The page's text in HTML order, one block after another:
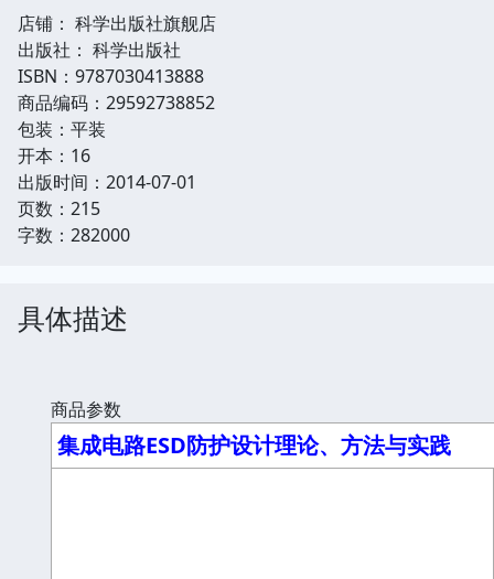
店铺： 科学出版社旗舰店
出版社： 科学出版社
ISBN：9787030413888
商品编码：29592738852
包装：平装
开本：16
出版时间：2014-07-01
页数：215
字数：282000
具体描述
商品参数
集成电路ESD防护设计理论、方法与实践